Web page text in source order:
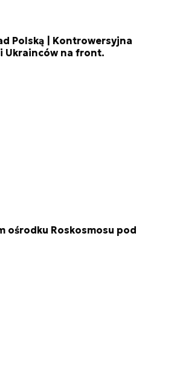
Polską | Kontrowersyjna
Ukrainców na front.
ośrodku Roskosmosu pod